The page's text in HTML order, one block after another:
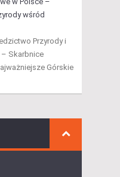
wśród
Przyrody i
– Skarbnice
Górskie